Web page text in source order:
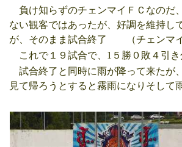
負け知らずのチェンマイＦＣなのだ
ない観客ではあったが、好調を維持
が、そのまま試合終了 （チェンマ
これで１９試合で、1５勝０敗４引
試合終了と同時に雨が降って来たが
見て帰ろうとすると霧雨になりそして